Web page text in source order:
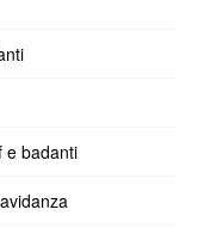
e badanti